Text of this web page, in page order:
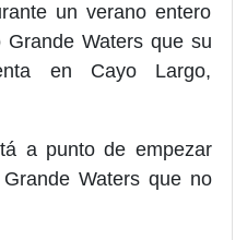
un verano entero
Waters que su
en Cayo Largo,
a punto de empezar
Waters que no